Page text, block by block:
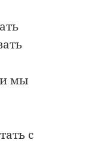
мы
с